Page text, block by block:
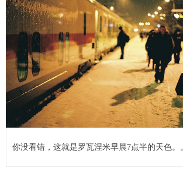
你没看错，这就是罗瓦涅米早晨7点半的天色。